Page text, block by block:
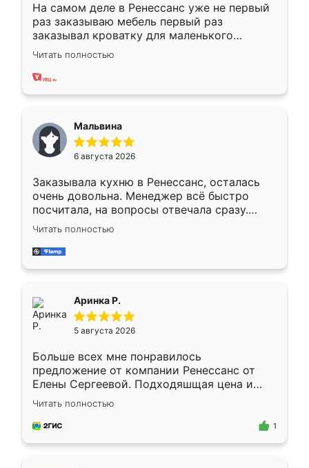
На самом деле в Ренессанс уже не первый
раз заказываю мебель первый раз
заказывал кроватку для маленького
ребёнка при его рождении ,во второй раз
заказал шкаф-купе. По качеству очень
хорошее сборка достаточно быстрая,
меньше, здесь же он более разнообразный.
Мне нравится ,если что-то потребуется из
мебели буду заказывать только здесь.
Читать полностью
Мальвина
6 августа 2026
Заказывала кухню в Ренессанс, осталась
очень довольна. Менеджер всё быстро
посчитала, на вопросы отвечала сразу.
Замерщик приехал в субботу, подошёл к
делу со всей ответственностью. Собрали
за день, ребята работали аккуратно, даже
Читать полностью
Аринка Р.
5 августа 2026
Больше всех мне понравилось
предложение от компании Ренессанс от
Елены Сергеевой. Подходяшщая цена и
короткие сроки изготовления. Приехавший
для замера сотрудник Владислав
предложил по моему эскизу самый
Читать полностью
1